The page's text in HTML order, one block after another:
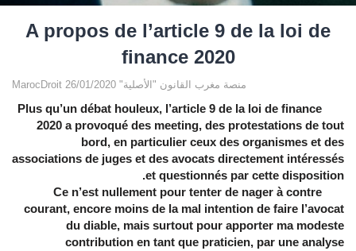
A propos de l’article 9 de la loi de
finance 2020
MarocDroit منصة مغرب القانون "الأصلية" 26/01/2020
Plus qu’un débat houleux, l’article 9 de la loi de finance
2020 a provoqué des meeting, des protestations de tout
bord, en particulier ceux des organismes et des
associations de juges et des avocats directement intéressés
et questionnés par cette disposition.
Ce n’est nullement pour tenter de nager à contre
courant, encore moins de la mal intention de faire l’avocat
du diable, mais surtout pour apporter ma modeste
contribution en tant que praticien, par une analyse